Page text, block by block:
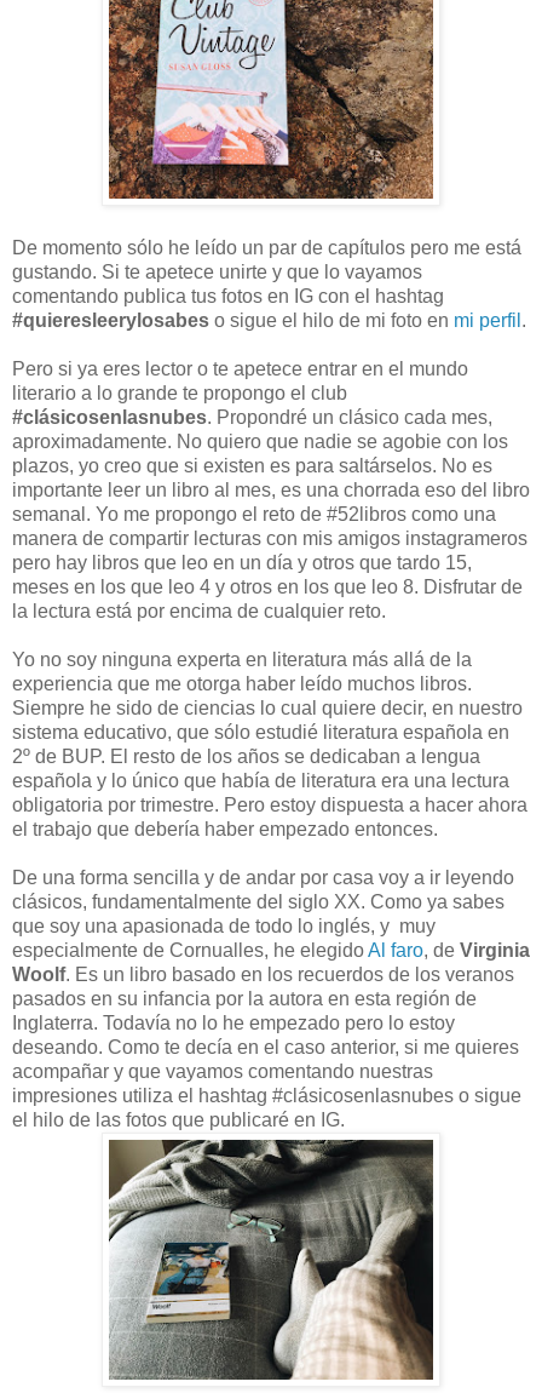
De momento sólo he leído un par de capítulos pero me está
gustando. Si te apetece unirte y que lo vayamos
comentando publica tus fotos en IG con el hashtag
#quieresleerylosabes o sigue el hilo de mi foto en mi perfil .
Pero si ya eres lector o te apetece entrar en el mundo
literario a lo grande te propongo el club
#clásicosenlasnubes. Propondré un clásico cada mes,
aproximadamente. No quiero que nadie se agobie con los
plazos, yo creo que si existen es para saltárselos. No es
importante leer un libro al mes, es una chorrada eso del libro
semanal. Yo me propongo el reto de #52libros como una
manera de compartir lecturas con mis amigos instagrameros
pero hay libros que leo en un día y otros que tardo 15,
meses en los que leo 4 y otros en los que leo 8. Disfrutar de
la lectura está por encima de cualquier reto.
Yo no soy ninguna experta en literatura más allá de la
experiencia que me otorga haber leído muchos libros.
Siempre he sido de ciencias lo cual quiere decir, en nuestro
sistema educativo, que sólo estudié literatura española en
2º de BUP. El resto de los años se dedicaban a lengua
española y lo único que había de literatura era una lectura
obligatoria por trimestre. Pero estoy dispuesta a hacer ahora
el trabajo que debería haber empezado entonces.
De una forma sencilla y de andar por casa voy a ir leyendo
clásicos, fundamentalmente del siglo XX. Como ya sabes
que soy una apasionada de todo lo inglés, y muy
especialmente de Cornualles, he elegidoAl faro, de Virginia
Woolf. Es un libro basado en los recuerdos de los veranos
pasados en su infancia por la autora en esta región de
Inglaterra. Todavía no lo he empezado pero lo estoy
deseando. Como te decía en el caso anterior, si me quieres
acompañar y que vayamos comentando nuestras
impresiones utiliza el hashtag #clásicosenlasnubes o sigue
el hilo de las fotos que publicaré en IG.